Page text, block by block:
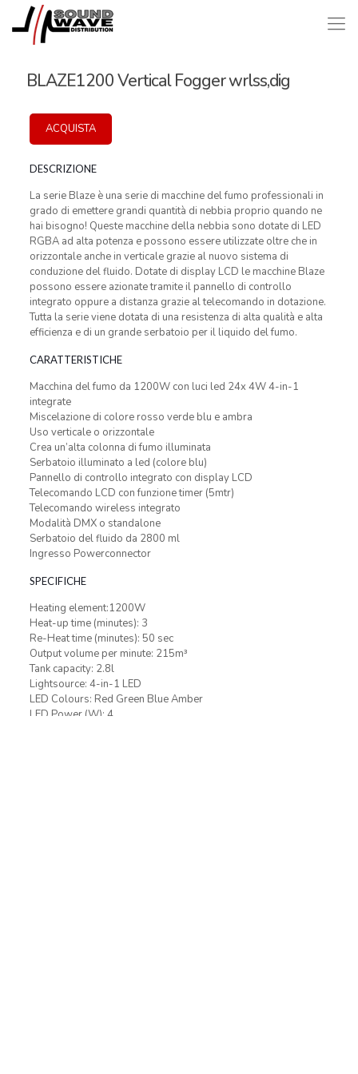
BLAZE1200 Vertical Fogger wrlss,dig
ACQUISTA
DESCRIZIONE
La serie Blaze è una serie di macchine del fumo professionali in
grado di emettere grandi quantità di nebbia proprio quando ne
hai bisogno! Queste macchine della nebbia sono dotate di LED
RGBA ad alta potenza e possono essere utilizzate oltre che in
orizzontale anche in verticale grazie al nuovo sistema di
conduzione del fluido. Dotate di display LCD le macchine Blaze
possono essere azionate tramite il pannello di controllo
integrato oppure a distanza grazie al telecomando in dotazione.
Tutta la serie viene dotata di una resistenza di alta qualità e alta
efficienza e di un grande serbatoio per il liquido del fumo.
CARATTERISTICHE
Macchina del fumo da 1200W con luci led 24x 4W 4-in-1
integrate
Miscelazione di colore rosso verde blu e ambra
Uso verticale o orizzontale
Crea un’alta colonna di fumo illuminata
Serbatoio illuminato a led (colore blu)
Pannello di controllo integrato con display LCD
Telecomando LCD con funzione timer (5mtr)
Telecomando wireless integrato
Modalità DMX o standalone
Serbatoio del fluido da 2800 ml
Ingresso Powerconnector
SPECIFICHE
Heating element:1200W
Heat-up time (minutes): 3
Re-Heat time (minutes): 50 sec
Output volume per minute: 215m³
Tank capacity: 2.8l
Lightsource: 4-in-1 LED
LED Colours: Red Green Blue Amber
LED Power (W): 4